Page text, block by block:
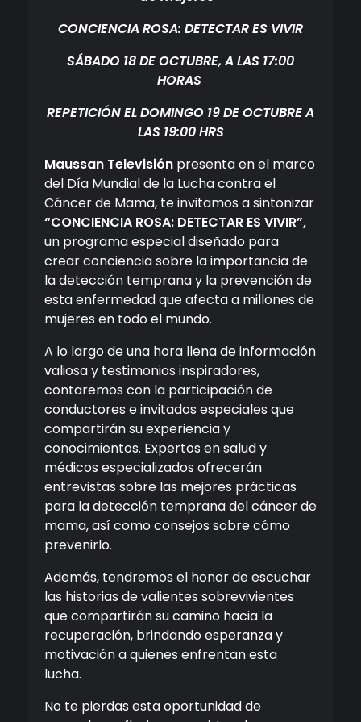
CONCIENCIA ROSA: DETECTAR ES VIVIR
SÁBADO 18 DE OCTUBRE, A LAS 17:00
HORAS
REPETICIÓN EL DOMINGO 19 DE OCTUBRE A
LAS 19:00 HRS
Maussan Televisión presenta en el marco
del Día Mundial de la Lucha contra el
Cáncer de Mama, te invitamos a sintonizar
“CONCIENCIA ROSA: DETECTAR ES VIVIR”,
un programa especial diseñado para
crear conciencia sobre la importancia de
la detección temprana y la prevención de
esta enfermedad que afecta a millones de
mujeres en todo el mundo.
A lo largo de una hora llena de información
valiosa y testimonios inspiradores,
contaremos con la participación de
conductores e invitados especiales que
compartirán su experiencia y
conocimientos. Expertos en salud y
médicos especializados ofrecerán
entrevistas sobre las mejores prácticas
para la detección temprana del cáncer de
mama, así como consejos sobre cómo
prevenirlo.
Además, tendremos el honor de escuchar
las historias de valientes sobrevivientes
que compartirán su camino hacia la
recuperación, brindando esperanza y
motivación a quienes enfrentan esta
lucha.
No te pierdas esta oportunidad de